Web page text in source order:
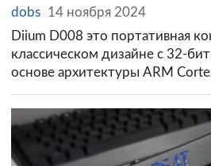
dobs 14 ноября 2024
Diium D008 это портативная
классическом дизайне с 32-
основе архитектуры ARM